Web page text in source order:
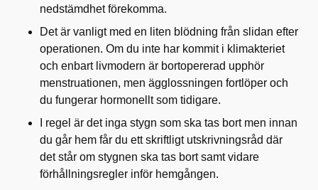
nedstämdhet förekomma.
Det är vanligt med en liten blödning från slidan efter
operationen. Om du inte har kommit i klimakteriet
och enbart livmodern är bortopererad upphör
menstruationen, men ägglossningen fortlöper och
du fungerar hormonellt som tidigare.
I regel är det inga stygn som ska tas bort men innan
du går hem får du ett skriftligt utskrivningsråd där
det står om stygnen ska tas bort samt vidare
förhållningsregler inför hemgången.